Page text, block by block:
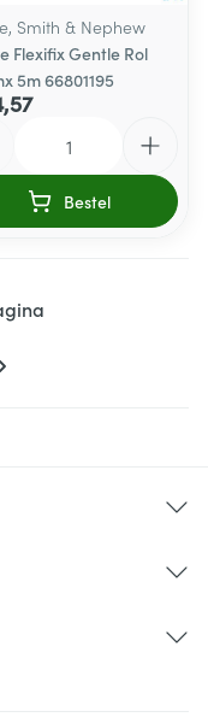
Smith & Nephew
Flexifix Gentle Rol
5m 66801195
Bestel
pagina